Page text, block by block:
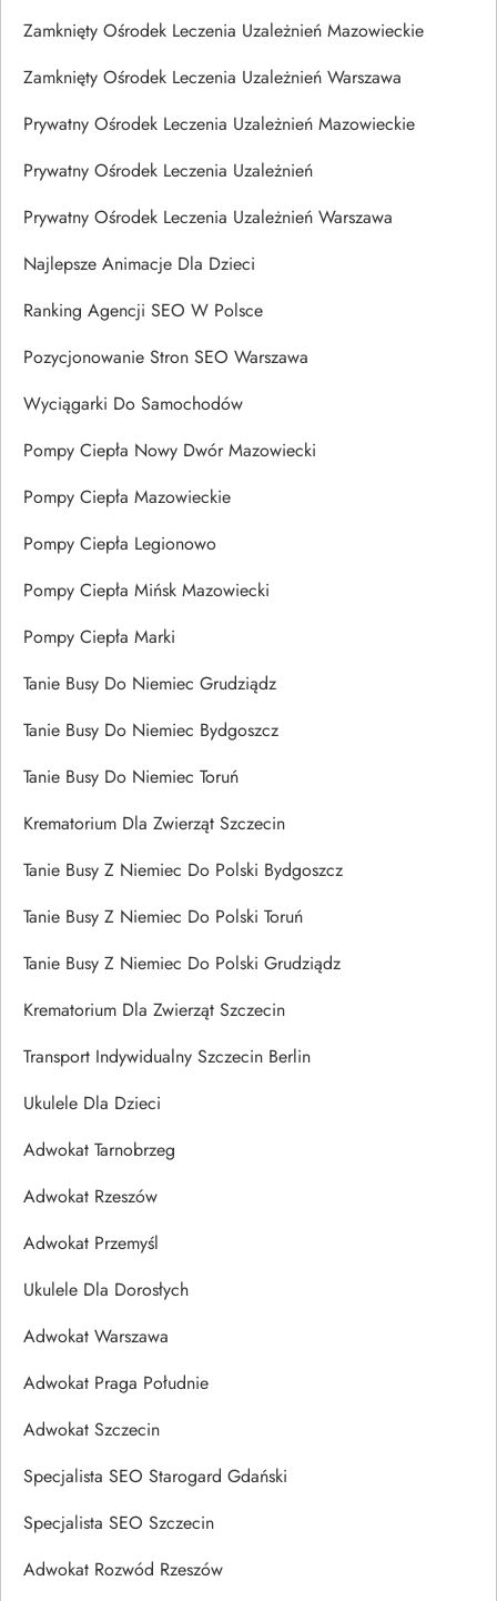
Zamknięty Ośrodek Leczenia Uzależnień Mazowieckie
Zamknięty Ośrodek Leczenia Uzależnień Warszawa
Prywatny Ośrodek Leczenia Uzależnień Mazowieckie
Prywatny Ośrodek Leczenia Uzależnień
Prywatny Ośrodek Leczenia Uzależnień Warszawa
Najlepsze Animacje Dla Dzieci
Ranking Agencji SEO W Polsce
Pozycjonowanie Stron SEO Warszawa
Wyciągarki Do Samochodów
Pompy Ciepła Nowy Dwór Mazowiecki
Pompy Ciepła Mazowieckie
Pompy Ciepła Legionowo
Pompy Ciepła Mińsk Mazowiecki
Pompy Ciepła Marki
Tanie Busy Do Niemiec Grudziądz
Tanie Busy Do Niemiec Bydgoszcz
Tanie Busy Do Niemiec Toruń
Krematorium Dla Zwierząt Szczecin
Tanie Busy Z Niemiec Do Polski Bydgoszcz
Tanie Busy Z Niemiec Do Polski Toruń
Tanie Busy Z Niemiec Do Polski Grudziądz
Krematorium Dla Zwierząt Szczecin
Transport Indywidualny Szczecin Berlin
Ukulele Dla Dzieci
Adwokat Tarnobrzeg
Adwokat Rzeszów
Adwokat Przemyśl
Ukulele Dla Dorosłych
Adwokat Warszawa
Adwokat Praga Południe
Adwokat Szczecin
Specjalista SEO Starogard Gdański
Specjalista SEO Szczecin
Adwokat Rozwód Rzeszów